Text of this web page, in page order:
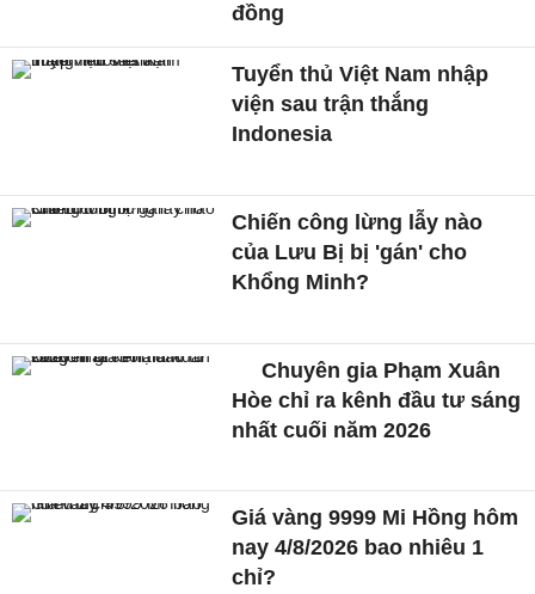
đồng
Tuyển thủ Việt Nam nhập
viện sau trận thắng
Indonesia
Chiến công lừng lẫy nào
của Lưu Bị bị 'gán' cho
Khổng Minh?
Chuyên gia Phạm Xuân
Hòe chỉ ra kênh đầu tư sáng
nhất cuối năm 2026
Giá vàng 9999 Mi Hồng hôm
nay 4/8/2026 bao nhiêu 1
chỉ?